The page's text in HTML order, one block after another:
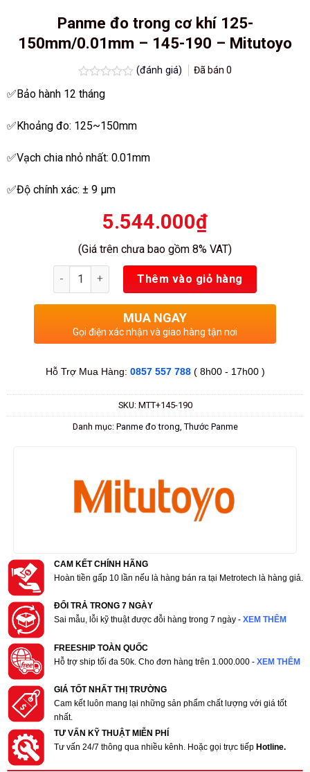
Panme đo trong cơ khí 125-
150mm/0.01mm – 145-190 – Mitutoyo
Được
xếp
0.0
5
(đánh giá) Đã bán0
✅Bảo hành 12 tháng
✅Khoảng đo: 125~150mm
✅Vạch chia nhỏ nhất: 0.01mm
✅Độ chính xác: ± 9 µm
5.544.000₫
(Giá trên chưa bao gồm 8% VAT)
Số lượng Thêm vào giỏ hàng
MUA NGAY
Gọi điện xác nhận và giao hàng tận nơi
Hỗ Trợ Mua Hàng: 0857 557 788 ( 8h00 - 17h00 )
SKU: MTT+145-190
Danh mục: Panme đo trong, Thước Panme
CAM KẾT CHÍNH HÃNG
Hoàn tiền gấp 10 lần nếu là hàng bán ra tại Metrotech là hàng giả.
ĐỔI TRẢ TRONG 7 NGÀY
Sai mẫu, lỗi kỹ thuật được đỗi hàng trong 7 ngày - XEM THÊM
FREESHIP TOÀN QUỐC
Hỗ trợ ship tối đa 50k. Cho đơn hàng trên 1.000.000 - XEM THÊM
GIÁ TỐT NHẤT THỊ TRƯỜNG
Cam kết luôn mang lại những sản phẩm chất lượng với giá tốt
nhất.
TƯ VẤN KỸ THUẬT MIỄN PHÍ
Tư vấn 24/7 thông qua nhiều kênh. Hoặc gọi trực tiếp Hotline.